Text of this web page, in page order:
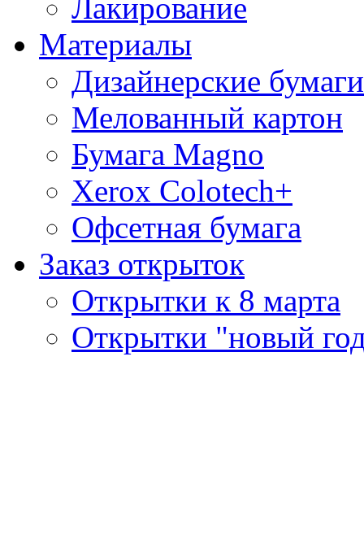
Лакирование
Материалы
Дизайнерские бумаги
Мелованный картон
Бумага Magno
Xerox Colotech+
Офсетная бумага
Заказ открыток
Открытки к 8 марта
Открытки "новый